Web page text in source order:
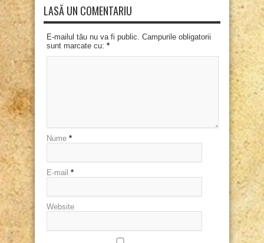
LASĂ UN COMENTARIU
E-mailul tău nu va fi public. Campurile obligatorii
sunt marcate cu: *
Nume *
E-mail *
Website